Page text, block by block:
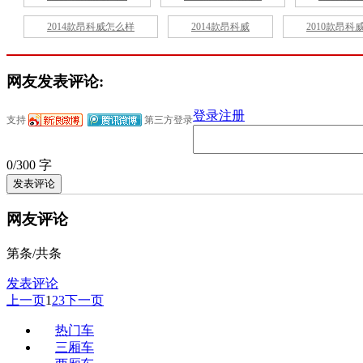
2014款昂科威怎么样 2014款昂科威 2010款昂科
网友发表评论:
支持 第三方登录登录注册
0/300 字
网友评论
第条/共条
发表评论
上一页1 23下一页
热门车
三厢车